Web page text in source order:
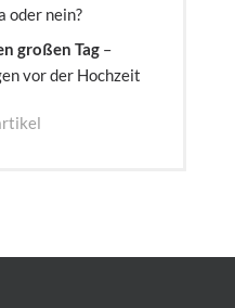
oder nein?
großen Tag –
vor der Hochzeit